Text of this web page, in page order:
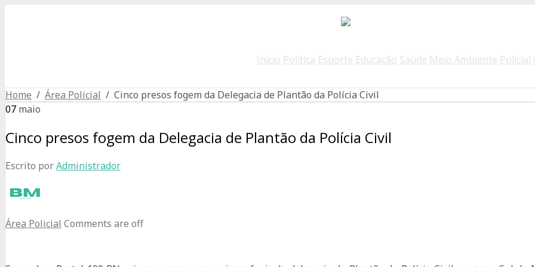
Início Política Esporte Educação Saúde Meio Ambiente Policial
Home / Área Policial / Cinco presos fogem da Delegacia de Plantão da Polícia Civil
07 maio
Cinco presos fogem da Delegacia de Plantão da Polícia Civil
Escrito porAdministrador
Área Policial Comments are off